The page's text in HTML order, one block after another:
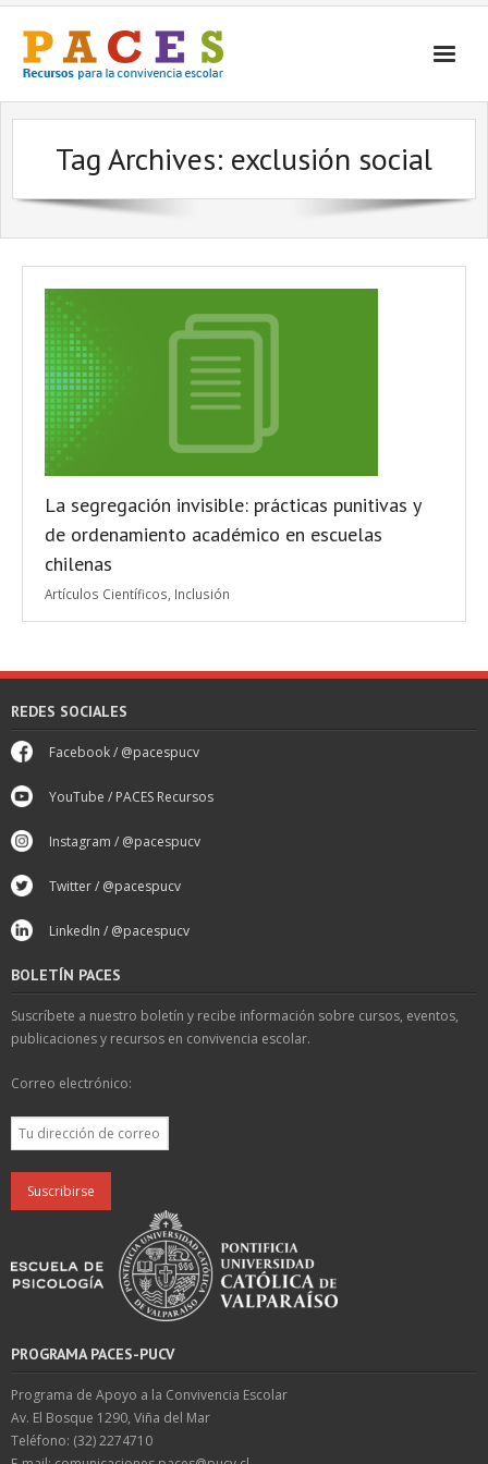
Inicio
¿Qué es PACES Recursos?
Por Temática
Contacto
Tag Archives: exclusión social
La segregación invisible: prácticas punitivas y
de ordenamiento académico en escuelas
chilenas
Artículos Científicos Inclusión
REDES SOCIALES
Facebook / @pacespucv
YouTube / PACES Recursos
Instagram / @pacespucv
Twitter / @pacespucv
LinkedIn / @pacespucv
BOLETÍN PACES
Suscríbete a nuestro boletín y recibe información sobre cursos, eventos,
publicaciones y recursos en convivencia escolar.
Correo electrónico:
PROGRAMA PACES-PUCV
Programa de Apoyo a la Convivencia Escolar
Av. El Bosque 1290, Viña del Mar
Teléfono: (32) 2274710